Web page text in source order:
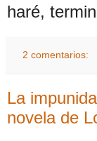
haré,
2 comentarios:
La
novela de